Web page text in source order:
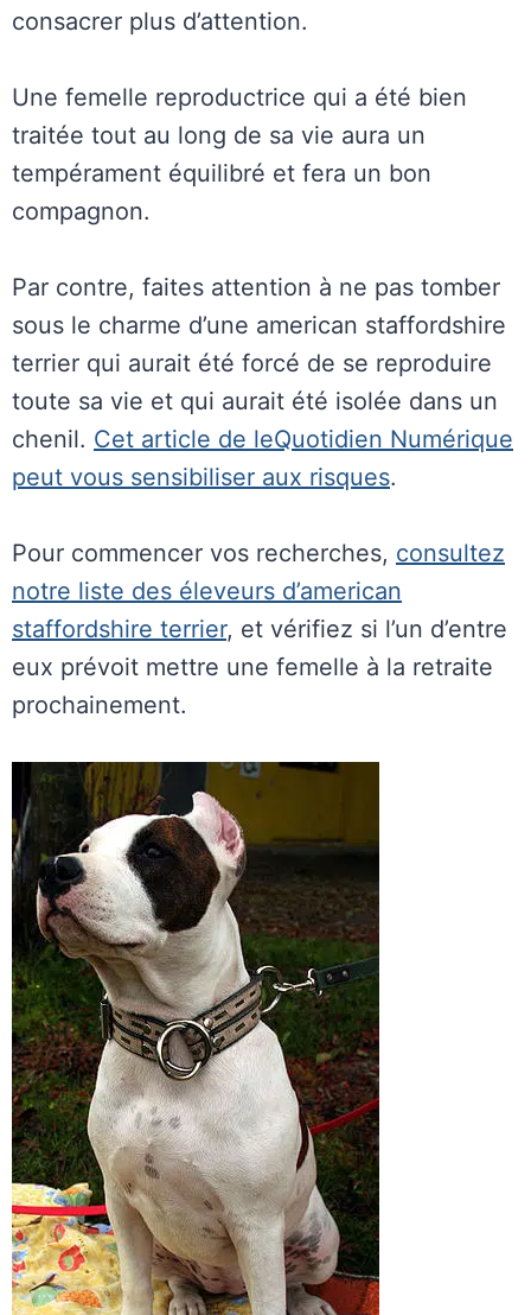
consacrer plus d’attention.
Une femelle reproductrice qui a été bien
traitée tout au long de sa vie aura un
tempérament équilibré et fera un bon
compagnon.
Par contre, faites attention à ne pas tomber
sous le charme d’une american staffordshire
terrier qui aurait été forcé de se reproduire
toute sa vie et qui aurait été isolée dans un
chenil. Cet article de leQuotidien Numérique
peut vous sensibiliser aux risques.
Pour commencer vos recherches, consultez
notre liste des éleveurs d’american
staffordshire terrier, et vérifiez si l’un d’entre
eux prévoit mettre une femelle à la retraite
prochainement.